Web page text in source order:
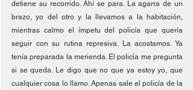
detiene su recorrido. Ahí se para. La agarra de un
brazo, yo del otro y la llevamos a la habitación,
mientras calmo el ímpetu del policía que quería
seguir con su rutina represiva. La acostamos. Ya
tenía preparada la merienda. El policía me pregunta
si se queda. Le digo que no que ya estoy yo, que
cualquier cosa lo llamo. Apenas sale el policía de la